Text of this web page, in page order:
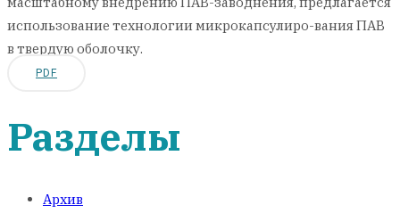
использование технологии микрокапсулиро-вания ПАВ
в твердую оболочку.
PDF
Разделы
Архив